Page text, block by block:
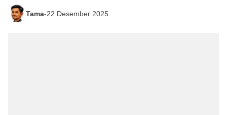
Tama-22 Desember 2025